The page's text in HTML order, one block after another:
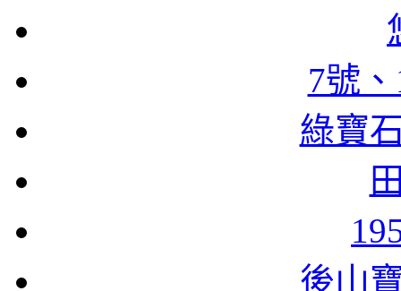
7號
綠寶
後山